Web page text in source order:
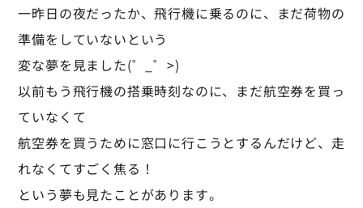
一昨日の夜だったか、飛行機に乗るのに、まだ荷物の
準備をしていないという
変な夢を見ました(゜_゜>)
以前もう飛行機の搭乗時刻なのに、まだ航空券を買っ
ていなくて
航空券を買うために窓口に行こうとするんだけど、走
れなくてすごく焦る！
という夢も見たことがあります。